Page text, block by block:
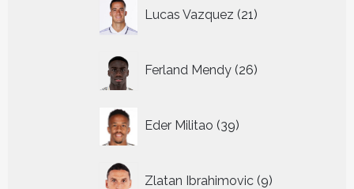
Lucas Vazquez 21
producten
Ferland Mendy 26
producten
Eder Militao 39
producten
Zlatan Ibrahimovic 9